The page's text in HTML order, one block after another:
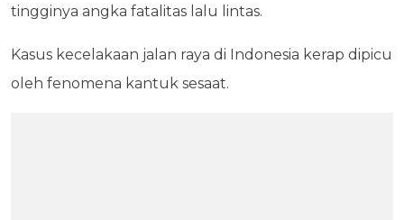
tingginya angka fatalitas lalu lintas.
Kasus kecelakaan jalan raya di Indonesia kerap dipicu
oleh fenomena kantuk sesaat.